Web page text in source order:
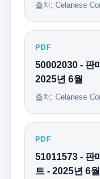
출처: Celanese
PDF
50002030 - 판
2025년 6월
출처: Celanese
PDF
51011573 - 판
트 - 2025년 6월